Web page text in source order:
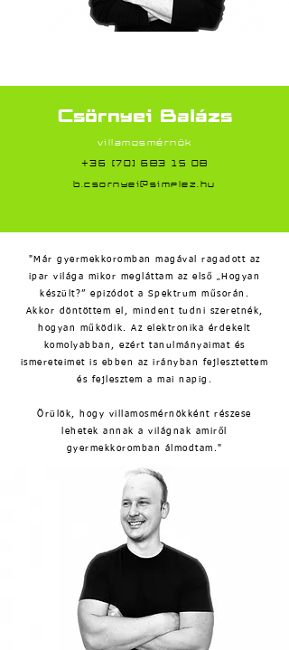
Csörnyei Balázs
villamosmérnök
+36 [70] 683 15 08
b.csornyei@simplez.hu
"Már gyermekkoromban magával ragadott az
ipar világa mikor megláttam az első „Hogyan
készült?” epizódot a Spektrum műsorán.
Akkor döntöttem el, mindent tudni szeretnék,
hogyan működik. Az elektronika érdekelt
komolyabban, ezért tanulmányaimat és
ismereteimet is ebben az irányban fejlesztettem
és fejlesztem a mai napig.
Örülök, hogy villamosmérnökként részese
lehetek annak a világnak amiről
gyermekkoromban álmodtam."